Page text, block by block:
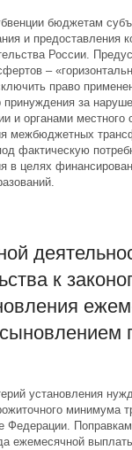
бюджетам
и предоставления
России.
–
право
за
и органами
межбюджетных
фактическую
в целях
к
установления
минимума
ежемесячной